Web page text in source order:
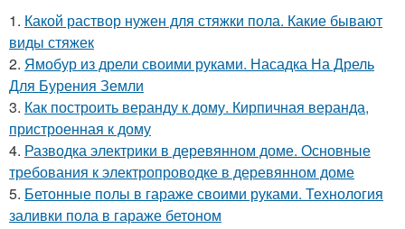
1. Какой раствор нужен для стяжки пола. Какие бывают
виды стяжек
2. Ямобур из дрели своими руками. Насадка На Дрель
Для Бурения Земли
3. Как построить веранду к дому. Кирпичная веранда,
пристроенная к дому
4. Разводка электрики в деревянном доме. Основные
требования к электропроводке в деревянном доме
5. Бетонные полы в гараже своими руками. Технология
заливки пола в гараже бетоном